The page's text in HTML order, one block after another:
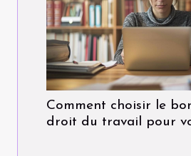
Comment choisir le
droit du travail pour